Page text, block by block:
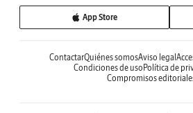
App Store
ContactarQuiénes somosAviso legal
Condiciones de usoPolítica de
Compromisos